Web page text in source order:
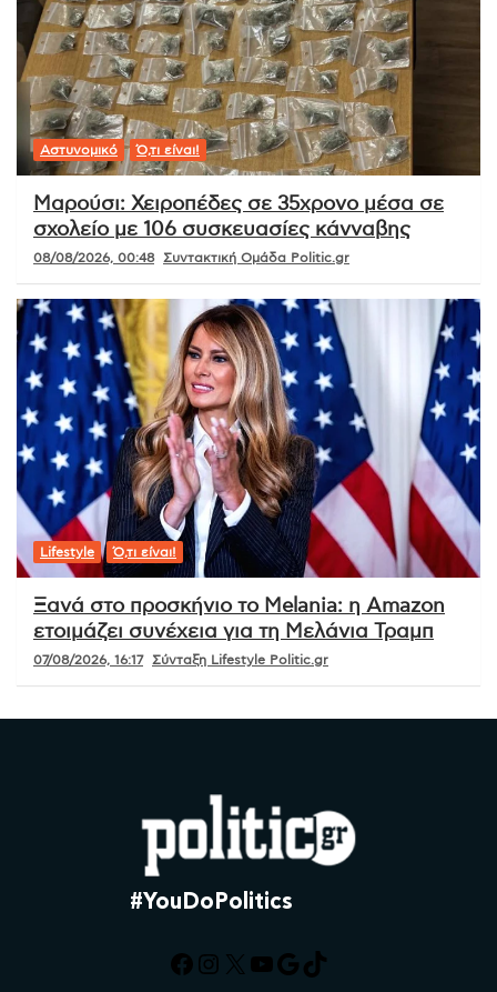
Αστυνομικό Ό,τι είναι!
Μαρούσι: Χειροπέδες σε 35χρονο μέσα σε
σχολείο με 106 συσκευασίες κάνναβης
08/08/2026, 00:48 Συντακτική Ομάδα Politic.gr
Lifestyle Ό,τι είναι!
Ξανά στο προσκήνιο το Melania: η Amazon
ετοιμάζει συνέχεια για τη Μελάνια Τραμπ
07/08/2026, 16:17 Σύνταξη Lifestyle Politic.gr
#YouDoPolitics
Facebook
Instagram
X YouTube
Google
TikTok